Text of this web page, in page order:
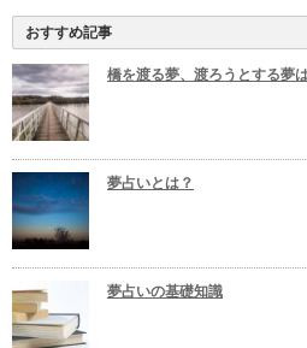
おすすめ記事
橋を渡る夢、渡ろうとする夢
夢占いとは？
夢占いの基礎知識